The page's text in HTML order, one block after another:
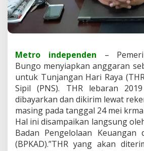
P
N
S
.
Metro independen –
Bungo menyiapkan anggaran
untuk Tunjangan Hari Raya
Sipil (PNS). THR lebaran
dibayarkan dan dikirim lewat
masing pada tanggal 24 mei
Hal ini disampaikan langsung
Badan Pengelolaan Keuangan
(BPKAD).”THR yang akan